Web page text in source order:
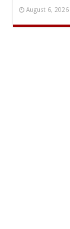
August 6, 2026